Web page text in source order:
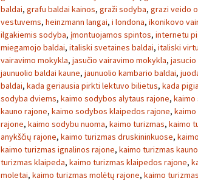
baldai, grafu baldai kainos, graži sodyba, grazi veido
vestuvems, heinzmann langai, i londona, ikonikovo
ilgakiemis sodyba, įmontuojamos spintos, internetu
miegamojo baldai, italiski svetaines baldai, italiski
vairavimo mokykla, jasučio vairavimo mokykla,
jaunuolio baldai kaune, jaunuolio kambario baldai,
baldai, kada geriausia pirkti lektuvo bilietus, kada
sodyba dviems, kaimo sodybos alytaus rajone, kaimo
kauno rajone, kaimo sodybos klaipedos rajone,
rajone, kaimo sodybu nuoma, kaimo turizmas, kaimo
anykščių rajone, kaimo turizmas druskininkuose,
kaimo turizmas ignalinos rajone, kaimo turizmas
turizmas klaipeda, kaimo turizmas klaipedos rajone,
moletai, kaimo turizmas molėtų rajone, kaimo